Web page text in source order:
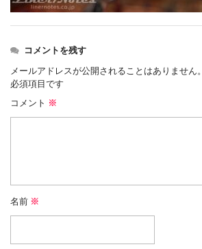
コメントを残す
メールアドレスが公開されることはありません。
必須項目です
コメント ※
名前 ※